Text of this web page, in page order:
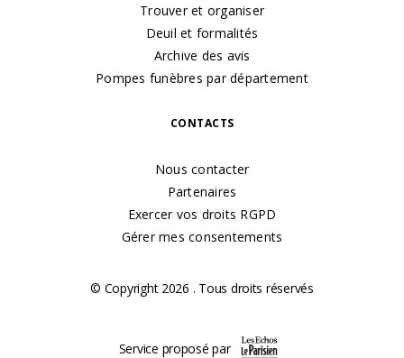
Trouver et organiser
Deuil et formalités
Archive des avis
Pompes funèbres par département
CONTACTS
Nous contacter
Partenaires
Exercer vos droits RGPD
Gérer mes consentements
© Copyright 2026 . Tous droits réservés
Service proposé par